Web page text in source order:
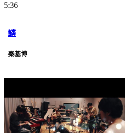
5:36
鱗
秦基博